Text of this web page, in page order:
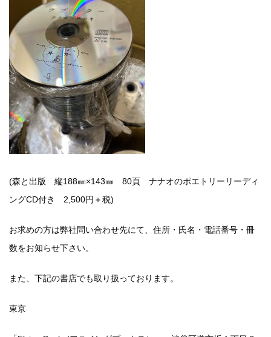
(森と出版 縦188㎜×143㎜ 80頁 ナナオのポエトリーリーディ
ングCD付き 2,500円＋税)
お求めの方は弊社問い合わせ先にて、住所・氏名・電話番号・冊
数をお知らせ下さい。
また、下記の書店でも取り扱っております。
東京